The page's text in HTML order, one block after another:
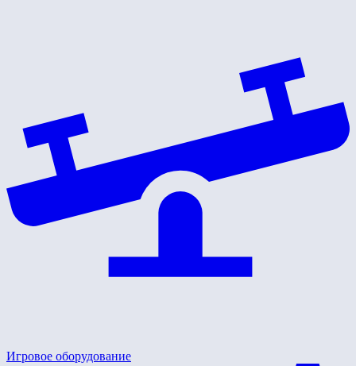
Игровое оборудование